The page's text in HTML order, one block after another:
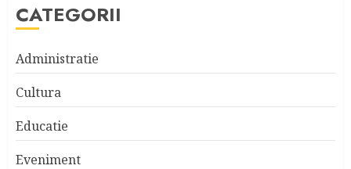
CATEGORII
Administratie
Cultura
Educatie
Eveniment